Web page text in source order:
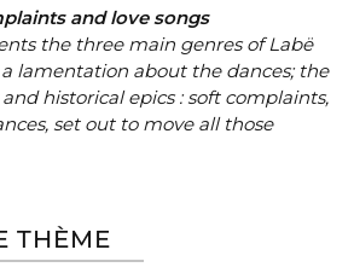
and love songs
the three main genres of Labë
a lamentation about the dances; the
and historical epics : soft complaints,
set out to move all those
THÈME